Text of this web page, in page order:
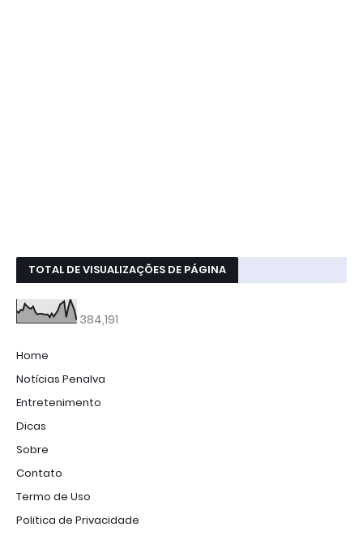
TOTAL DE VISUALIZAÇÕES DE PÁGINA
384,191
Home
Notícias Penalva
Entretenimento
Dicas
Sobre
Contato
Termo de Uso
Politica de Privacidade